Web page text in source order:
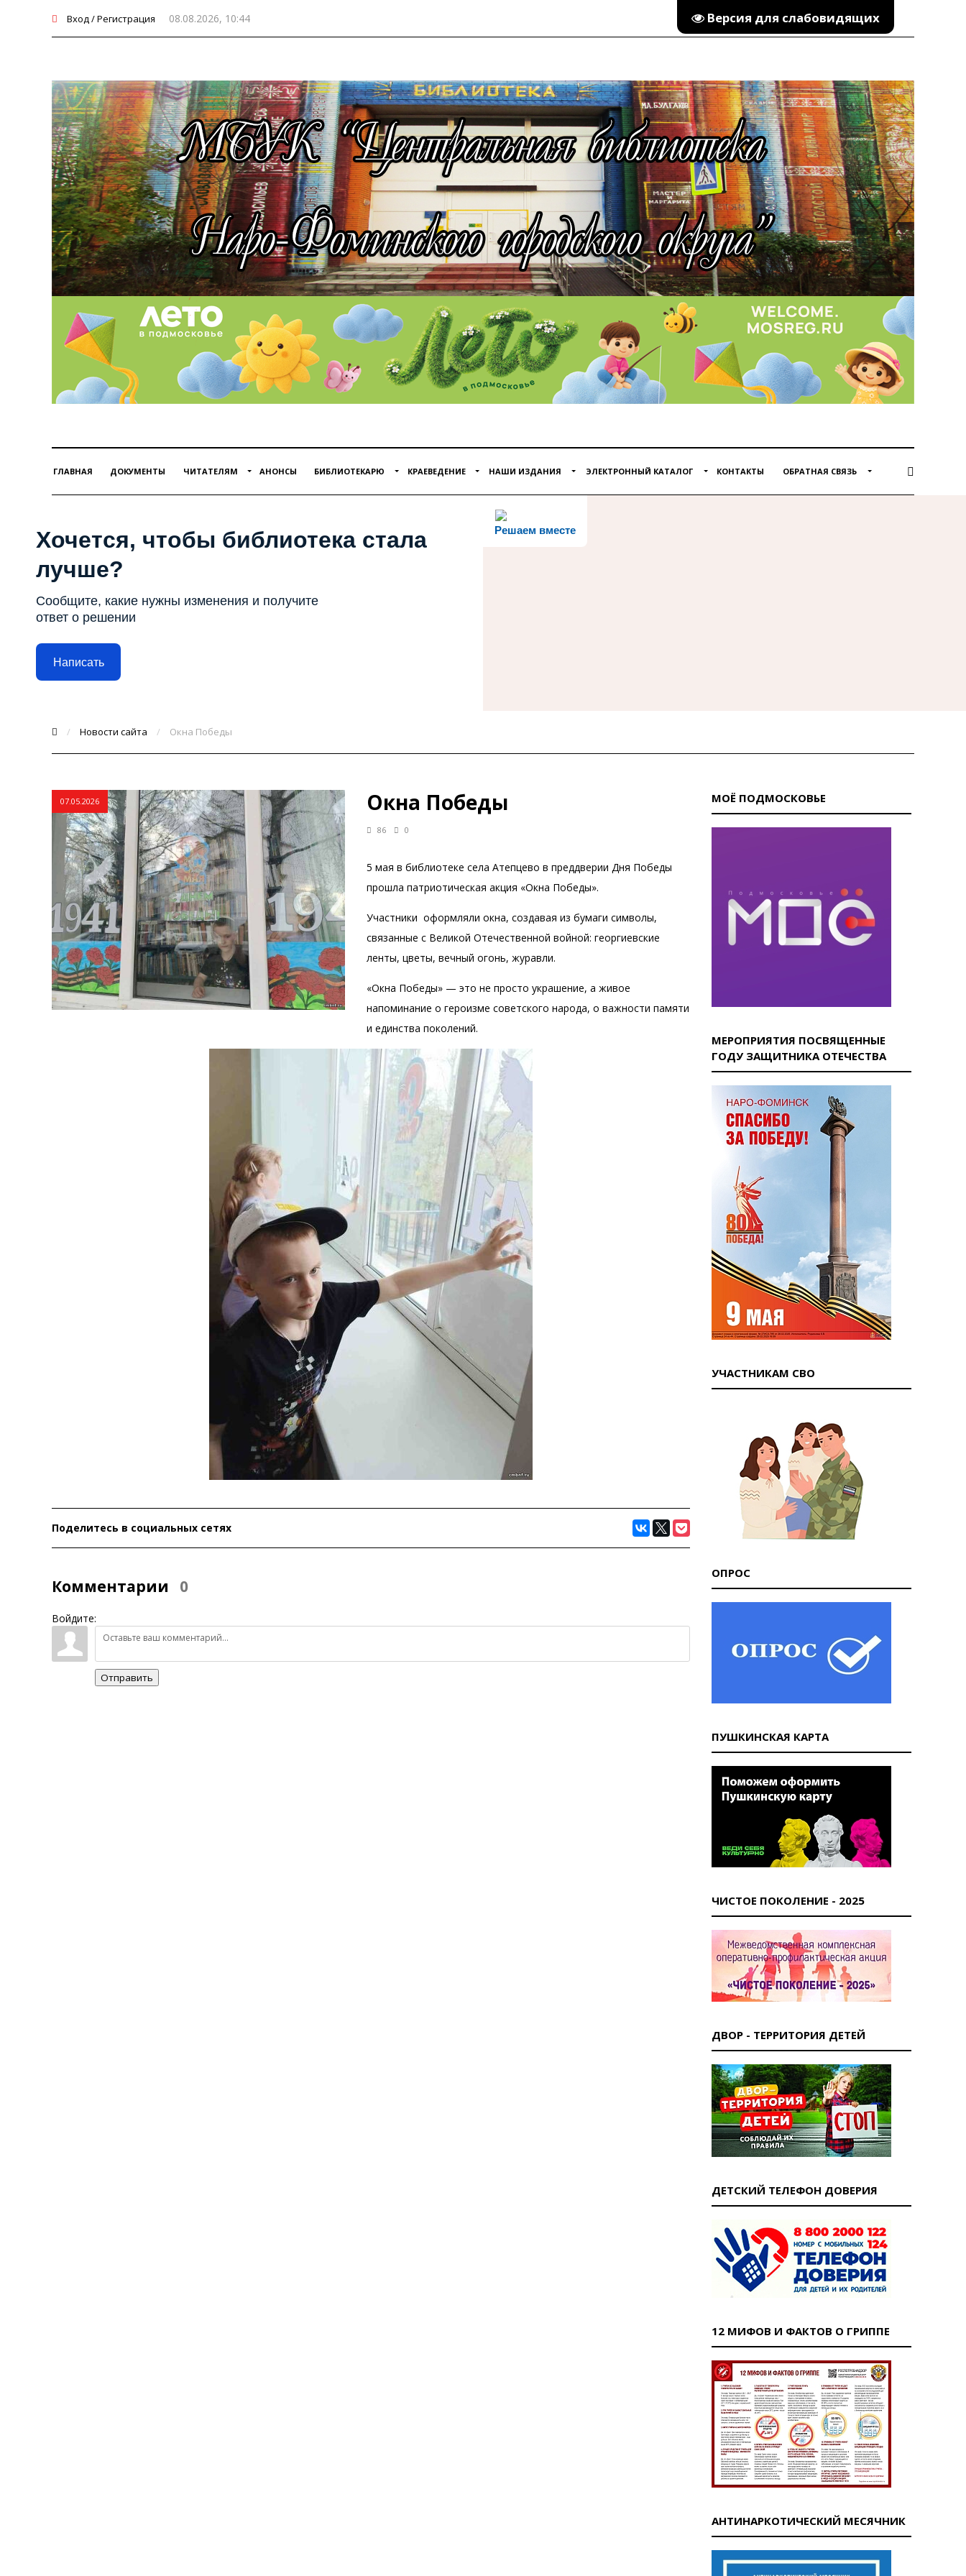
Версия для слабовидящих
Вход / Регистрация 08.08.2026, 10:44
ГЛАВНАЯ ДОКУМЕНТЫ ЧИТАТЕЛЯМ АНОНСЫ БИБЛИОТЕКАРЮ КРАЕВЕДЕНИЕ НАШИ ИЗДАНИЯ ЭЛЕКТРОННЫЙ КАТАЛОГ КОНТАКТЫ ОБРАТНАЯ СВЯЗЬ
Решаем вместе
Хочется, чтобы библиотека стала
лучше?
Сообщите, какие нужны изменения и получите
ответ о решении
Написать
/ Новости сайта / Окна Победы
07.05.2026 Окна Победы
86 0
5 мая в библиотеке села Атепцево в преддверии Дня Победы
прошла патриотическая акция «Окна Победы».
Участники оформляли окна, создавая из бумаги символы,
связанные с Великой Отечественной войной: георгиевские
ленты, цветы, вечный огонь, журавли.
«Окна Победы» — это не просто украшение, а живое
напоминание о героизме советского народа, о важности памяти
и единства поколений.
Поделитесь в социальных сетях
Комментарии 0
Войдите:
Отправить
МОЁ ПОДМОСКОВЬЕ
МЕРОПРИЯТИЯ ПОСВЯЩЕННЫЕ
ГОДУ ЗАЩИТНИКА ОТЕЧЕСТВА
УЧАСТНИКАМ СВО
ОПРОС
ПУШКИНСКАЯ КАРТА
ЧИСТОЕ ПОКОЛЕНИЕ - 2025
ДВОР - ТЕРРИТОРИЯ ДЕТЕЙ
ДЕТСКИЙ ТЕЛЕФОН ДОВЕРИЯ
12 МИФОВ И ФАКТОВ О ГРИППЕ
АНТИНАРКОТИЧЕСКИЙ МЕСЯЧНИК